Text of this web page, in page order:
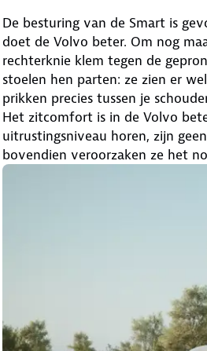
De besturing van de Smart is
doet de Volvo beter. Om nog
rechterknie klem tegen de
stoelen hen parten: ze zien er
prikken precies tussen je
Het zitcomfort is in de Volvo
uitrustingsniveau horen, zijn
bovendien veroorzaken ze het